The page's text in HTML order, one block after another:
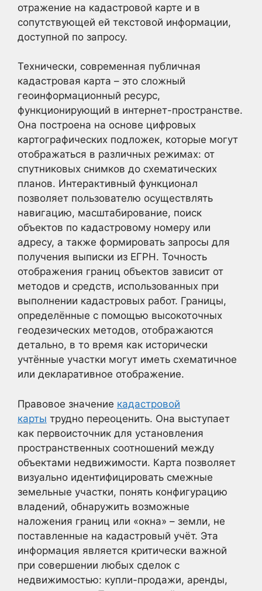
отражение на кадастровой карте и в
сопутствующей ей текстовой информации,
доступной по запросу.
Технически, современная публичная
кадастровая карта – это сложный
геоинформационный ресурс,
функционирующий в интернет-пространстве.
Она построена на основе цифровых
картографических подложек, которые могут
отображаться в различных режимах: от
спутниковых снимков до схематических
планов. Интерактивный функционал
позволяет пользователю осуществлять
навигацию, масштабирование, поиск
объектов по кадастровому номеру или
адресу, а также формировать запросы для
получения выписки из ЕГРН. Точность
отображения границ объектов зависит от
методов и средств, использованных при
выполнении кадастровых работ. Границы,
определённые с помощью высокоточных
геодезических методов, отображаются
детально, в то время как исторически
учтённые участки могут иметь схематичное
или декларативное отображение.
Правовое значение кадастровой
карты трудно переоценить. Она выступает
как первоисточник для установления
пространственных соотношений между
объектами недвижимости. Карта позволяет
визуально идентифицировать смежные
земельные участки, понять конфигурацию
владений, обнаружить возможные
наложения границ или «окна» – земли, не
поставленные на кадастровый учёт. Эта
информация является критически важной
при совершении любых сделок с
недвижимостью: купли-продажи, аренды,